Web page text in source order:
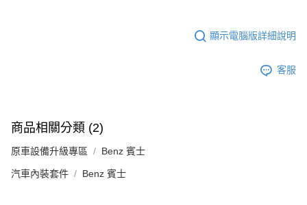
顯示電腦版詳細說明
客服
商品相關分類 (2)
原車設備升級專區 Benz 賓士
汽車內裝套件 Benz 賓士